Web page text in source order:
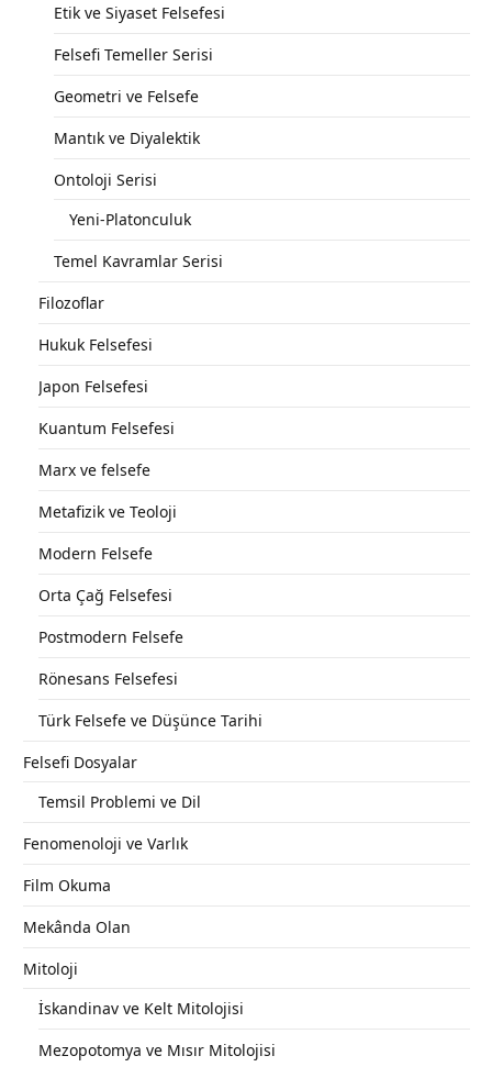
Etik ve Siyaset Felsefesi
Felsefi Temeller Serisi
Geometri ve Felsefe
Mantık ve Diyalektik
Ontoloji Serisi
Yeni-Platonculuk
Temel Kavramlar Serisi
Filozoflar
Hukuk Felsefesi
Japon Felsefesi
Kuantum Felsefesi
Marx ve felsefe
Metafizik ve Teoloji
Modern Felsefe
Orta Çağ Felsefesi
Postmodern Felsefe
Rönesans Felsefesi
Türk Felsefe ve Düşünce Tarihi
Felsefi Dosyalar
Temsil Problemi ve Dil
Fenomenoloji ve Varlık
Film Okuma
Mekânda Olan
Mitoloji
İskandinav ve Kelt Mitolojisi
Mezopotomya ve Mısır Mitolojisi